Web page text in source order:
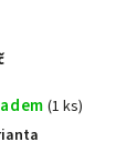
(1 ks)